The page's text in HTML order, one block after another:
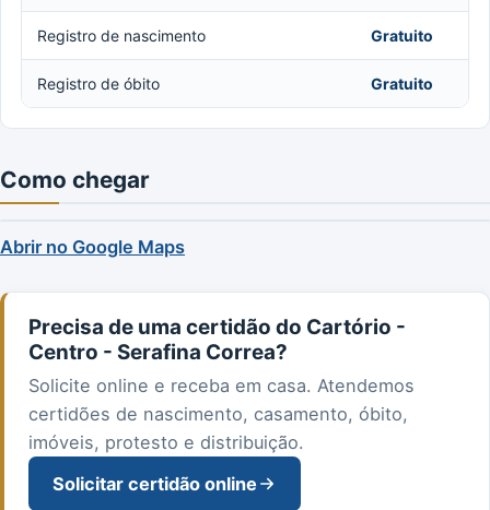
Registro de nascimento Gratuito
Registro de óbito Gratuito
Como chegar
Abrir no Google Maps
Precisa de uma certidão do Cartório -
Centro - Serafina Correa?
Solicite online e receba em casa. Atendemos
certidões de nascimento, casamento, óbito,
imóveis, protesto e distribuição.
Solicitar certidão online